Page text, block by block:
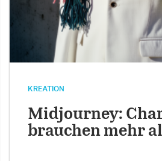
KREATION
Midjourney:
brauchen mehr